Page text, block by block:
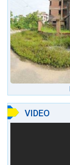
VIDEO